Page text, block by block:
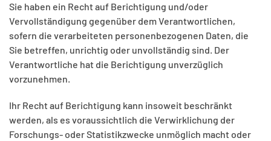
Sie haben ein Recht auf Berichtigung und/oder
Vervollständigung gegenüber dem Verantwortlichen,
sofern die verarbeiteten personenbezogenen Daten, die
Sie betreffen, unrichtig oder unvollständig sind. Der
Verantwortliche hat die Berichtigung unverzüglich
vorzunehmen.
Ihr Recht auf Berichtigung kann insoweit beschränkt
werden, als es voraussichtlich die Verwirklichung der
Forschungs- oder Statistikzwecke unmöglich macht oder